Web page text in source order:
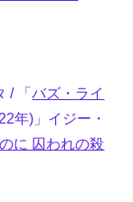
/ 「バズ・ライ
年)」イジー・
に 囚われの殺